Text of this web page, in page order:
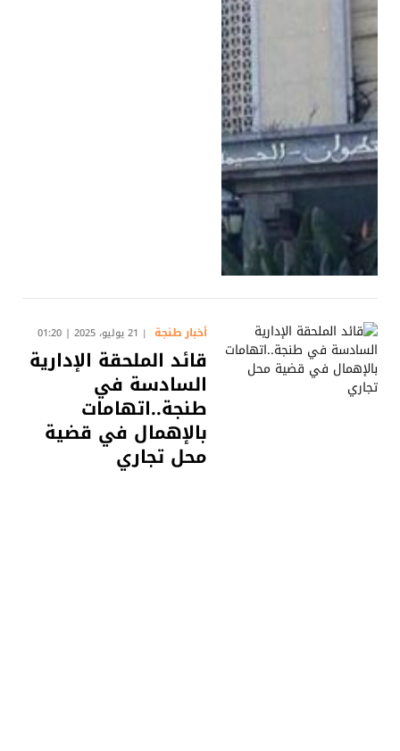
أخبار طنجة 21 يوليو، 2025 | 01:20
قائد الملحقة الإدارية
السادسة في
طنجة..اتهامات
بالإهمال في قضية
محل تجاري